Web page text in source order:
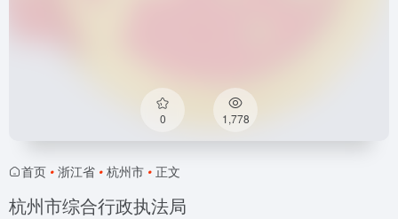
0 1,778
首页 • 浙江省 • 杭州市 • 正文
杭州市综合行政执法局